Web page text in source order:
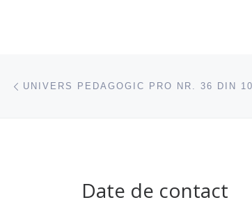
Navigare articole
UNIVERS PEDAGOGIC PRO NR. 36 DIN
Date de contact